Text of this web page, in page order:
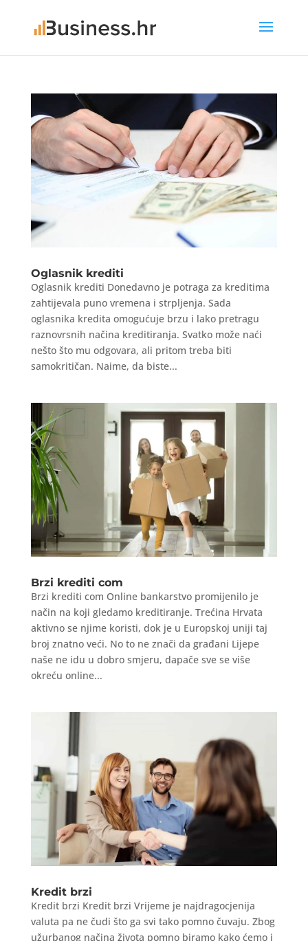
Oglasnik krediti
Oglasnik krediti Donedavno je potraga za kreditima
zahtijevala puno vremena i strpljenja. Sada
oglasnika kredita omogućuje brzu i lako pretragu
raznovrsnih načina kreditiranja. Svatko može naći
nešto što mu odgovara, ali pritom treba biti
samokritičan. Naime, da biste...
Brzi krediti com
Brzi krediti com Online bankarstvo promijenilo je
način na koji gledamo kreditiranje. Trećina Hrvata
aktivno se njime koristi, dok je u Europskoj uniji taj
broj znatno veći. No to ne znači da građani Lijepe
naše ne idu u dobro smjeru, dapače sve se više
okreću online...
Kredit brzi
Kredit brzi Kredit brzi Vrijeme je najdragocjenija
valuta pa ne čudi što ga svi tako pomno čuvaju. Zbog
užurbanog načina života pomno biramo kako ćemo i